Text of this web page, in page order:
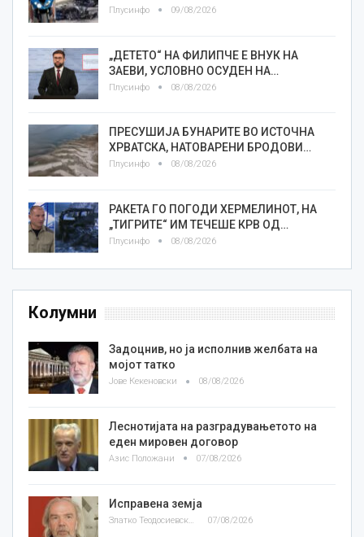
Плусинфо 09/08/2026
„ДЕТЕТО“ НА ФИЛИПЧЕ Е ВНУК НА
ЗАЕВИ, УСЛОВНО ОСУДЕН НА…
Плусинфо 08/08/2026
ПРЕСУШИЈА БУНАРИТЕ ВО ИСТОЧНА
ХРВАТСКА, НАТОВАРЕНИ БРОДОВИ…
Плусинфо 08/08/2026
РАКЕТА ГО ПОГОДИ ХЕРМЕЛИНОТ, НА
„ТИГРИТЕ“ ИМ ТЕЧЕШЕ КРВ ОД…
Плусинфо 08/08/2026
Колумни
Задоцнив, но ја исполнив желбата на
мојот татко
Јове Кекеновски 08/08/2026
Леснотијата на разградувањетото на
еден мировен договор
Азис Положани 07/08/2026
Исправена земја
Златко Теодосиевски 07/08/2026